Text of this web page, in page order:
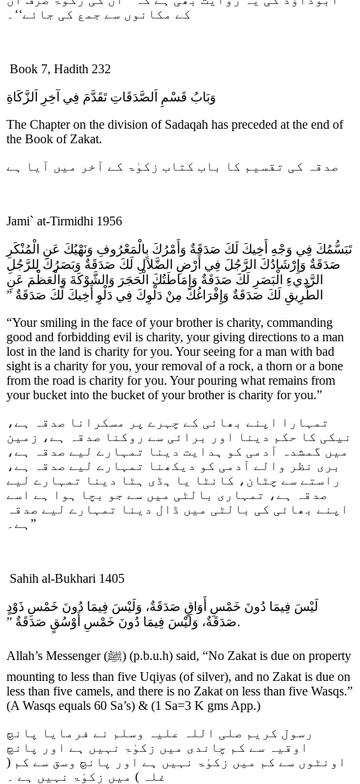
کے مکانوں سے جمع کی جائے‘‘۔
Book 7, Hadith 232
وَبَابُ قَسْمِ اَلصَّدَقَاتِ تَقَدَّمَ فِي آخِرِ اَلزَّكَاةِ
The Chapter on the division of Sadaqah has preceded at the end of
the Book of Zakat.
صدقہ کی تقسیم کا باب کتاب زکوٰۃ کے آخر میں آیا ہے
Jami` at-Tirmidhi 1956
تَبَسُّمُكَ فِي وَجْهِ أَخِيكَ لَكَ صَدَقَةٌ وَأَمْرُكَ بِالْمَعْرُوفِ وَنَهْيُكَ عَنِ الْمُنْكَرِ
صَدَقَةٌ وَإِرْشَادُكَ الرَّجُلَ فِي أَرْضِ الضَّلاَلِ لَكَ صَدَقَةٌ وَبَصَرُكَ لِلرَّجُلِ
الرَّدِيءِ الْبَصَرِ لَكَ صَدَقَةٌ وَإِمَاطَتُكَ الْحَجَرَ وَالشَّوْكَةَ وَالْعَظْمَ عَنِ
الطَّرِيقِ لَكَ صَدَقَةٌ وَإِفْرَاغُكَ مِنْ دَلْوِكَ فِي دَلْوِ أَخِيكَ لَكَ صَدَقَةٌ ‏”‏
“Your smiling in the face of your brother is charity, commanding
good and forbidding evil is charity, your giving directions to a man
lost in the land is charity for you. Your seeing for a man with bad
sight is a charity for you, your removal of a rock, a thorn or a bone
from the road is charity for you. Your pouring what remains from
your bucket into the bucket of your brother is charity for you.”
تمہارا اپنے بھائی کے چہرے پر مسکرانا صدقہ ہے،
نیکی کا حکم دینا اور برائی سے روکنا صدقہ ہے، زمین
میں گمشدہ آدمی کو ہدایت دینا تمہارے لیے صدقہ ہے،
بری نظر والے آدمی کو دیکھنا تمہارے لیے صدقہ ہے،
راستے سے چٹان، کانٹا یا ہڈی ہٹا دینا تمہارے لیے
صدقہ ہے، تمہاری بالٹی میں سے جو بچا ہوا ہے اسے
اپنے بھائی کی بالٹی میں ڈال دینا تمہارے لیے صدقہ
ہے۔”
Sahih al-Bukhari 1405
لَيْسَ فِيمَا دُونَ خَمْسِ أَوَاقٍ صَدَقَةٌ، وَلَيْسَ فِيمَا دُونَ خَمْسِ ذَوْدٍ
صَدَقَةٌ، وَلَيْسَ فِيمَا دُونَ خَمْسِ أَوْسُقٍ صَدَقَةٌ ‏”‏‏.
Allah’s Messenger (ﷺ) (p.b.u.h) said, “No Zakat is due on property
mounting to less than five Uqiyas (of silver), and no Zakat is due on
less than five camels, and there is no Zakat on less than five Wasqs.”
(A Wasqs equals 60 Sa’s) & (1 Sa=3 K gms App.)
رسول کریم صلی اللہ علیہ وسلم نے فرمایا پانچ
اوقیہ سے کم چاندی میں زکوٰۃ نہیں ہے اور پانچ
اونٹوں سے کم میں زکوٰۃ نہیں ہے اور پانچ وسق سے کم (
غلہ ) میں زکوٰۃ نہیں ہے ۔